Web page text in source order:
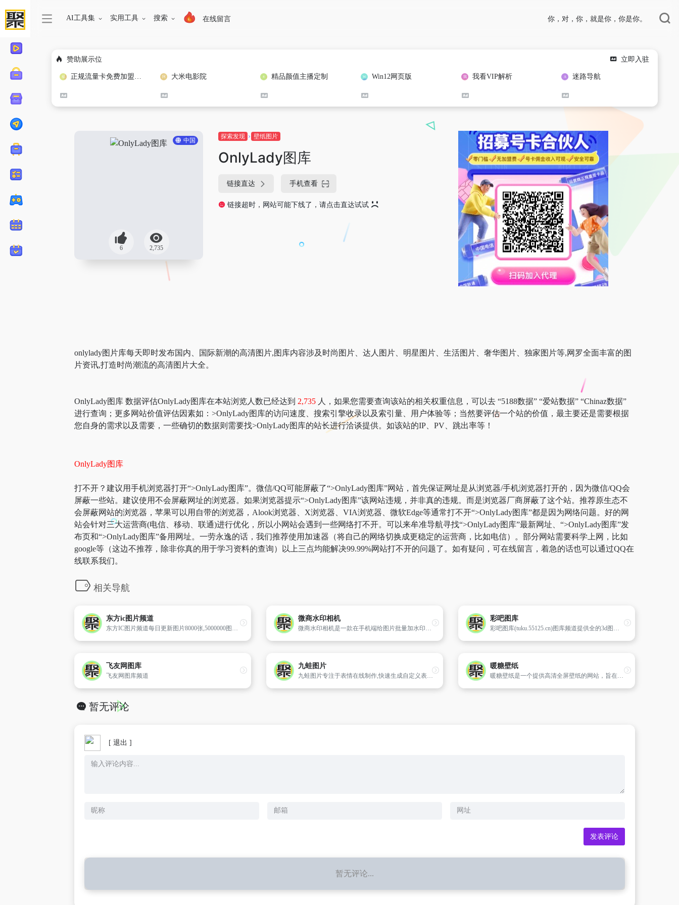
AI工具集 实用工具 搜索 在线留言 你，对，你，就是你，你是你。
赞助展示位 立即入驻
正规流量卡免费加盟合作 大米电影院 精品颜值主播定制 Win12网页版 我看VIP解析 迷路导航
中国
6 2,735
探索发现 壁纸图片
OnlyLady图库
链接直达 手机查看
链接超时，网站可能下线了，请点击直达试试
onlylady图片库每天即时发布国内、国际新潮的高清图片,图库内容涉及时尚图片、达人图片、明星图片、生活图片、奢华图片、独家图片等,网罗全面丰富的图
片资讯,打造时尚潮流的高清图片大全。
OnlyLady图库 数据评估OnlyLady图库在本站浏览人数已经达到 2,735 人，如果您需要查询该站的相关权重信息，可以去 “5188数据” “爱站数据” “Chinaz数据”
进行查询；更多网站价值评估因素如：>OnlyLady图库的访问速度、搜索引擎收录以及索引量、用户体验等；当然要评估一个站的价值，最主要还是需要根据
您自身的需求以及需要，一些确切的数据则需要找>OnlyLady图库的站长进行洽谈提供。如该站的IP、PV、跳出率等！
OnlyLady图库
打不开？建议用手机浏览器打开“>OnlyLady图库”。微信/QQ可能屏蔽了“>OnlyLady图库”网站，首先保证网址是从浏览器/手机浏览器打开的，因为微信/QQ会
屏蔽一些站。建议使用不会屏蔽网址的浏览器。如果浏览器提示“>OnlyLady图库”该网站违规，并非真的违规。而是浏览器厂商屏蔽了这个站。推荐原生态不
会屏蔽网站的浏览器，苹果可以用自带的浏览器，Alook浏览器、X浏览器、VIA浏览器、微软Edge等通常打不开“>OnlyLady图库”都是因为网络问题。好的网
站会针对三大运营商(电信、移动、联通)进行优化，所以小网站会遇到一些网络打不开。可以来牟准导航寻找“>OnlyLady图库”最新网址、“>OnlyLady图库”发
布页和“>OnlyLady图库”备用网址。一劳永逸的话，我们推荐使用加速器（将自己的网络切换成更稳定的运营商，比如电信）。部分网站需要科学上网，比如
google等（这边不推荐，除非你真的用于学习资料的查询）以上三点均能解决99.99%网站打不开的问题了。如有疑问，可在线留言，着急的话也可以通过QQ在
线联系我们。
相关导航
东方ic图片频道
东方IC图片频道每日更新图片8000张,5000000图片库存,是东方网重要频道之一,拥有强大的摄影爱好者征图平台支撑,24小时提供涵 盖国内外的新闻、娱乐、体育、时尚等图片。
微商水印相机
微商水印相机是一款在手机端给图片批量加水印的工具,主要特色是可以上传自己的水印图标,批量添加马赛克、画笔、文字、修改颜色、透明度、位置、大小等。是微商保护图片版权、提高图片处理效率的便捷工具。
彩吧图库
彩吧图库(tuku.55125.cn)图库频道提供全的3d图谜、彩吧3d彩报、红五3d图库、3d布衣图库、3d三毛图库等内容,是彩民和投注站查阅和下载的佳选择
飞友网图库
飞友网图库频道
九蛙图片
九蛙图片专注于表情在线制作,快速生成自定义表情;同时还收集了海量的QQ,微信,微博,暴走漫画等恶搞搞笑系列斗图表情包。
暖糖壁纸
暖糖壁纸是一个提供高清全屏壁纸的网站，旨在通过精选的各种类型壁纸来美化用户的电脑桌面。
暂无评论
[ 退出 ]
暂无评论...